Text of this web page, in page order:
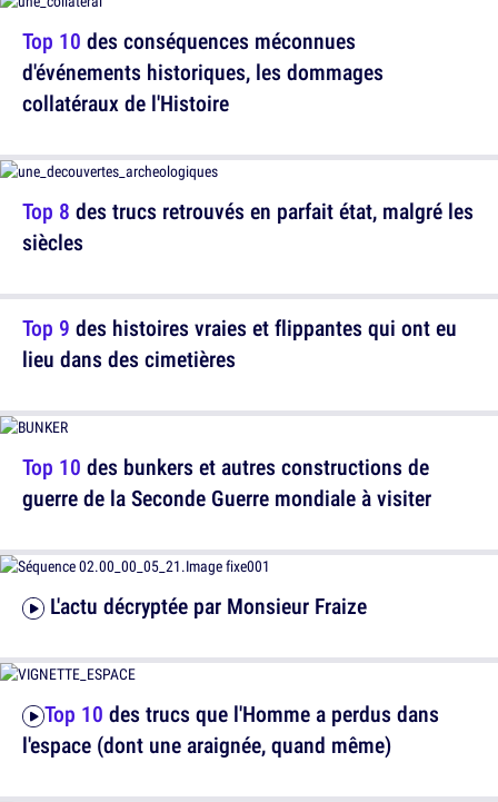
Top 10 des conséquences méconnues
d'événements historiques, les dommages
collatéraux de l'Histoire
Top 9 des histoires vraies et flippantes qui ont eu
lieu dans des cimetières
L'actu décryptée par Monsieur Fraize
Top 8 des trucs retrouvés en parfait état, malgré les
siècles
Top 10 des bunkers et autres constructions de
guerre de la Seconde Guerre mondiale à visiter
Top 10 des trucs que l'Homme a perdus dans
l'espace (dont une araignée, quand même)